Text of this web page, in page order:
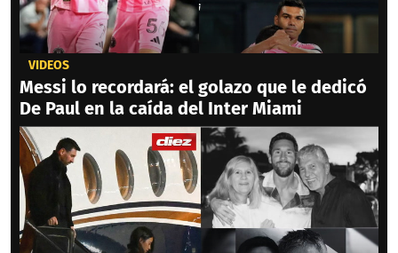
VIDEOS
Messi lo recordará: el golazo que le dedicó
De Paul en la caída del Inter Miami